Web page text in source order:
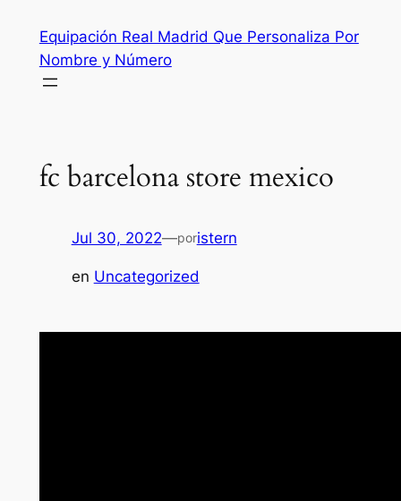
contenido
Equipación Real Madrid Que Personaliza Por
Nombre y Número
fc barcelona store mexico
Jul 30, 2022—poristern
en Uncategorized